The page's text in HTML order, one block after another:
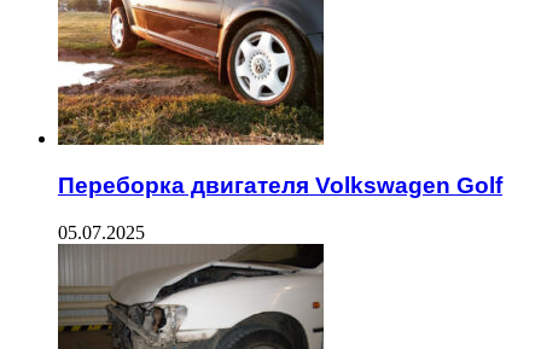
Переборка двигателя Volkswagen Golf
05.07.2025